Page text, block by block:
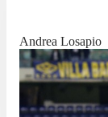
Andrea Losapio